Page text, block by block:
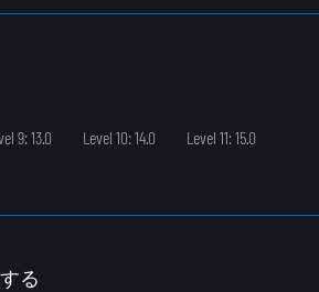
9: 13.0 Level 10: 14.0
Level 11: 15.0
る